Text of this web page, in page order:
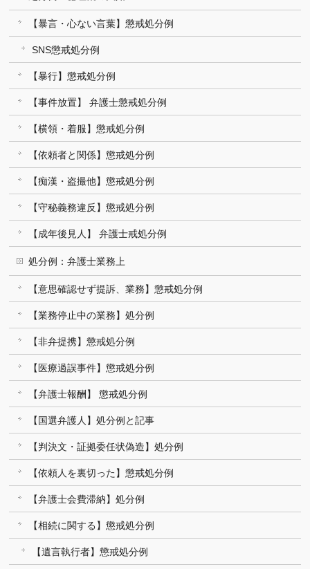
【暴言・心ない言葉】懲戒処分例
SNS懲戒処分例
【暴行】懲戒処分例
【事件放置】 弁護士懲戒処分例
【横領・着服】懲戒処分例
【依頼者と関係】懲戒処分例
【痴漢・盗撮他】懲戒処分例
【守秘義務違反】懲戒処分例
【成年後見人】 弁護士戒処分例
処分例：弁護士業務上
【意思確認せず提訴、業務】懲戒処分例
【業務停止中の業務】処分例
【非弁提携】懲戒処分例
【医療過誤事件】懲戒処分例
【弁護士報酬】 懲戒処分例
【国選弁護人】処分例と記事
【判決文・証拠委任状偽造】処分例
【依頼人を裏切った】懲戒処分例
【弁護士会費滞納】処分例
【相続に関する】懲戒処分例
【遺言執行者】懲戒処分例